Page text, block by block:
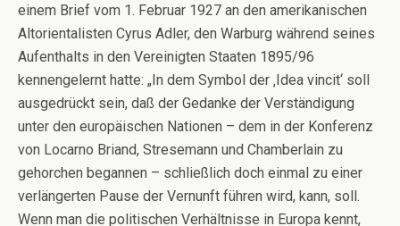
einem Brief vom 1. Februar 1927 an den amerikanischen
Altorientalisten Cyrus Adler, den Warburg während seines
Aufenthalts in den Vereinigten Staaten 1895/96
kennengelernt hatte: „In dem Symbol der ‚Idea vincit‘ soll
ausgedrückt sein, daß der Gedanke der Verständigung
unter den europäischen Nationen – dem in der Konferenz
von Locarno Briand, Stresemann und Chamberlain zu
gehorchen begannen – schließlich doch einmal zu einer
verlängerten Pause der Vernunft führen wird, kann, soll.
Wenn man die politischen Verhältnisse in Europa kennt,